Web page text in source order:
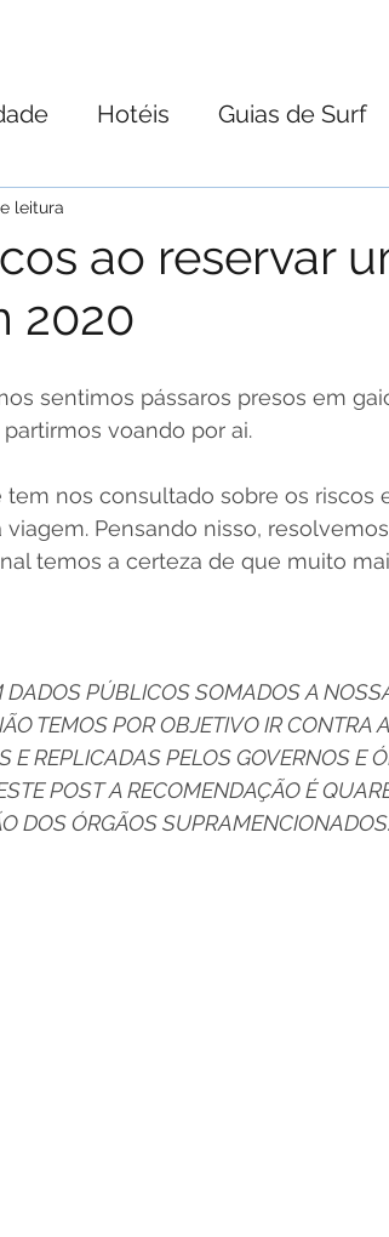
Hotéis Guias de Surf
Youtube
ao reservar
2020
leitura
sentimos pássaros presos em
voando por ai.
nos consultado sobre os riscos
Pensando nisso,
temos a certeza de que muito
PÚBLICOS SOMADOS A
TEMOS POR OBJETIVO IR CONTRA
E REPLICADAS PELOS GOVERNOS E
POST A RECOMENDAÇÃO É
DOS ÓRGÃOS SUPRAMENCIONADOS.